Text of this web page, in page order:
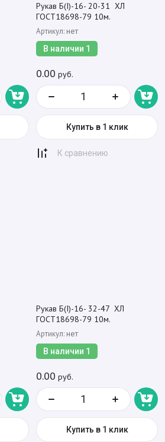
Рукав Б(I)-16- 20-31 ХЛ
ГОСТ18698-79 10м.
Артикул: нет
В наличии 1
0.00 руб.
Купить в 1 клик
К сравнению
Рукав Б(I)-16- 32-47 ХЛ
ГОСТ18698-79 10м.
Артикул: нет
В наличии 1
0.00 руб.
Купить в 1 клик